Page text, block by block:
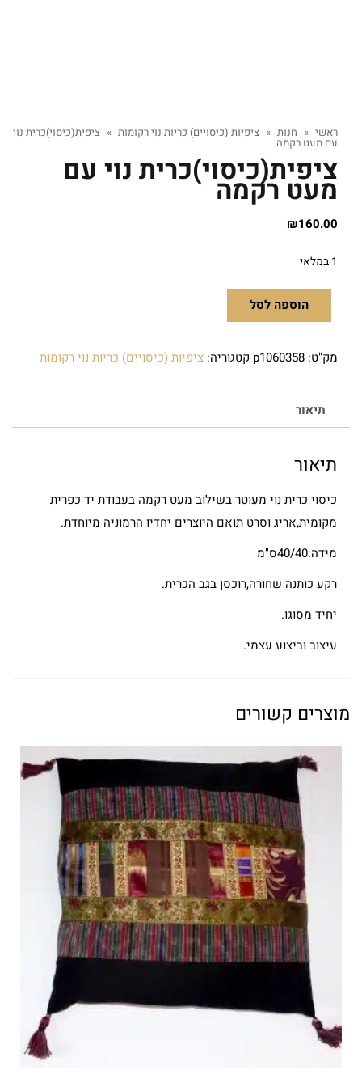
ראשי » חנות » ציפיות (כיסויים) כריות נוי רקומות » ציפית(כיסוי)כרית נוי
עם מעט רקמה
ציפית(כיסוי)כרית נוי עם
מעט רקמה
₪160.00
1 במלאי
הוספה לסל
מק"ט: p1060358 קטגוריה: ציפיות (כיסויים) כריות נוי רקומות
תיאור
תיאור
כיסוי כרית נוי מעוטר בשילוב מעט רקמה בעבודת יד כפרית
מקומית,אריג וסרט תואם היוצרים יחדיו הרמוניה מיוחדת.
מידה:40/40ס"מ
רקע כותנה שחורה,רוכסן בגב הכרית.
יחיד מסוגו.
עיצוב וביצוע עצמי.
מוצרים קשורים